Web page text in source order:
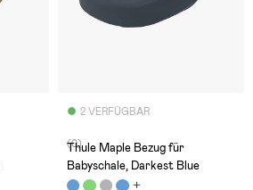
2 VERFÜGBAR
(0)
Thule Maple Bezug für
Babyschale, Darkest Blue